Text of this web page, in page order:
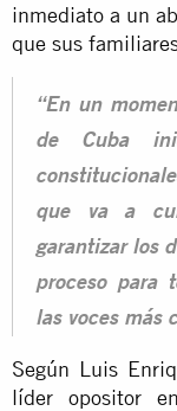
inmediato a un
que sus
“En un
de Cuba
que va a
garantizar los
proceso para
las voces más
Según Luis
líder opositor